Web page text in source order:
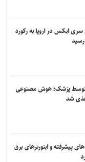
ایکس در اروپا به رکورد
پزشک؛ هوش مصنوعی
شد
پیشرفته و اینورترهای برق